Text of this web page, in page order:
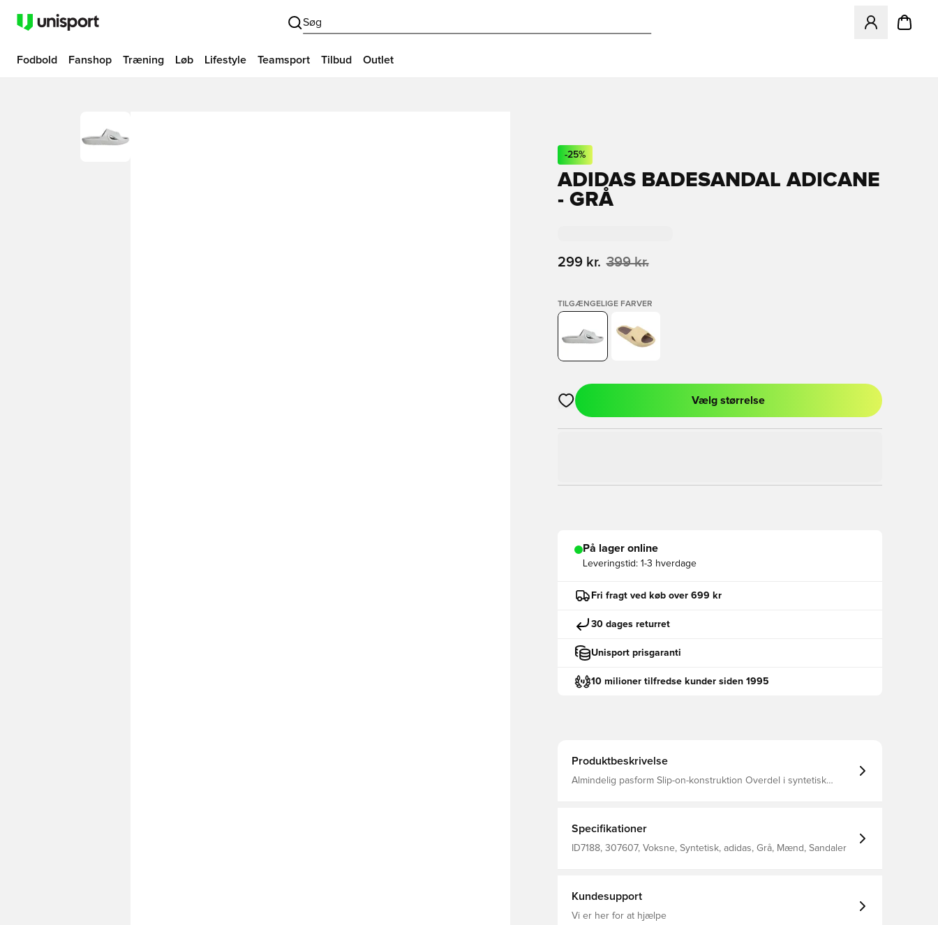
Søg
Åbner en
Fodbold Fanshop Træning Løb Lifestyle Teamsport Tilbud Outlet
-25%
ADIDAS BADESANDAL ADICANE
- GRÅ
299 kr. 399 kr.
TILGÆNGELIGE FARVER
Åbner en Modal til at logge ind eller tilmelde dig som medlem
Vælg størrelse
På lager online
Leveringstid: 1-3 hverdage
Fri fragt ved køb over 699 kr
30 dages returret
Unisport prisgaranti
10 milioner tilfredse kunder siden 1995
Produktbeskrivelse
Almindelig pasform Slip-on-konstruktion Overdel i syntetisk
vedvarende materialer
Specifikationer
ID7188, 307607, Voksne, Syntetisk, adidas, Grå, Mænd, Sandaler
Kundesupport
Vi er her for at hjælpe